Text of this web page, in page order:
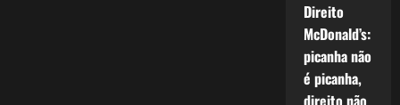
Direito
McDonald’s:
picanha não
é picanha,
direito não